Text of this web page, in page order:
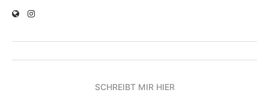
SCHREIBT MIR HIER